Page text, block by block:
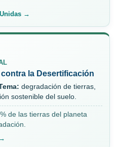
→
la Desertificación
degradación de tierras,
sostenible del suelo.
de las tierras del planeta